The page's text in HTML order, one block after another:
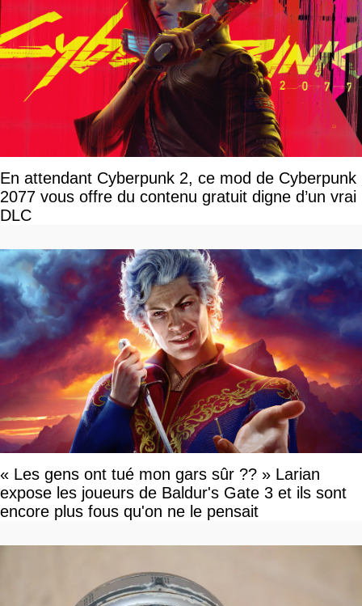
En attendant Cyberpunk 2, ce mod de Cyberpunk
2077 vous offre du contenu gratuit digne d’un vrai
DLC
« Les gens ont tué mon gars sûr ?? » Larian
expose les joueurs de Baldur's Gate 3 et ils sont
encore plus fous qu'on ne le pensait